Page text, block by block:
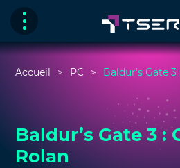
Accueil PC Baldur’s Gate
Baldur’s Gate 3 :
Rolan